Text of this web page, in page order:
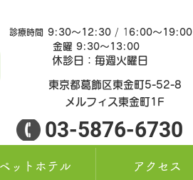
診療時間 9:30～12:30 / 1 6:00～19:00
金曜 9:30～13:00
休診日：毎週火曜日
東京都葛飾区東金町5-52-8
メルフィス東金町1F
03-5876-6730
ペットホテル アクセス